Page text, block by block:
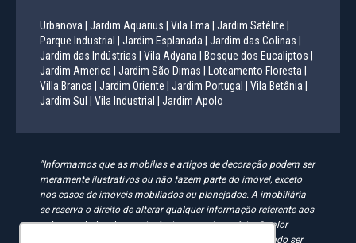
Urbanova | Jardim Aquarius | Vila Ema |
Jardim Satélite |
Parque Industrial |
Jardim Esplanada |
Jardim das Colinas |
Jardim das Indústrias |
Vila Adyana |
Bosque dos Eucaliptos |
Jardim America |
Jardim São Dimas |
Loteamento Floresta |
Villa Branca |
Jardim Oriente | Jardim Portugal |
Vila Betânia |
Jardim Sul |
Vila Industrial | Jardim Apolo
"Informamos que as mobílias e artigos de decoração podem ser
meramente ilustrativos ou não fazem parte do imóvel, exceto
nos casos de imóveis mobiliados ou planejados. A imobiliária
se reserva o direito de alterar qualquer informação referente aos
valores e dados de seus imóveis sem aviso prévio. O valor
anunciado do condomínio e IPTU é aproximado, podendo ser